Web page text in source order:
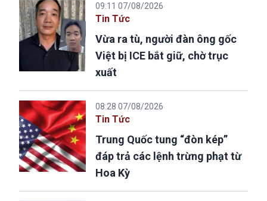
09:11 07/08/2026
Tin Tức
Vừa ra tù, người đàn ông gốc
Việt bị ICE bắt giữ, chờ trục
xuất
08:28 07/08/2026
Tin Tức
Trung Quốc tung “đòn kép”
đáp trả các lệnh trừng phạt từ
Hoa Kỳ